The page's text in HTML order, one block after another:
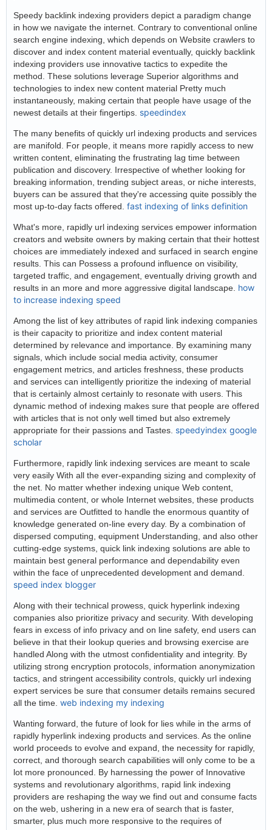
Speedy backlink indexing providers depict a paradigm change
in how we navigate the internet. Contrary to conventional online
search engine indexing, which depends on Website crawlers to
discover and index content material eventually, quickly backlink
indexing providers use innovative tactics to expedite the
method. These solutions leverage Superior algorithms and
technologies to index new content material Pretty much
instantaneously, making certain that people have usage of the
newest details at their fingertips. speedindex
The many benefits of quickly url indexing products and services
are manifold. For people, it means more rapidly access to new
written content, eliminating the frustrating lag time between
publication and discovery. Irrespective of whether looking for
breaking information, trending subject areas, or niche interests,
buyers can be assured that they're accessing quite possibly the
most up-to-day facts offered. fast indexing of links definition
What's more, rapidly url indexing services empower information
creators and website owners by making certain that their hottest
choices are immediately indexed and surfaced in search engine
results. This can Possess a profound influence on visibility,
targeted traffic, and engagement, eventually driving growth and
results in an more and more aggressive digital landscape. how
to increase indexing speed
Among the list of key attributes of rapid link indexing companies
is their capacity to prioritize and index content material
determined by relevance and importance. By examining many
signals, which include social media activity, consumer
engagement metrics, and articles freshness, these products
and services can intelligently prioritize the indexing of material
that is certainly almost certainly to resonate with users. This
dynamic method of indexing makes sure that people are offered
with articles that is not only well timed but also extremely
appropriate for their passions and Tastes. speedyindex google
scholar
Furthermore, rapidly link indexing services are meant to scale
very easily With all the ever-expanding sizing and complexity of
the net. No matter whether indexing unique Web content,
multimedia content, or whole Internet websites, these products
and services are Outfitted to handle the enormous quantity of
knowledge generated on-line every day. By a combination of
dispersed computing, equipment Understanding, and also other
cutting-edge systems, quick link indexing solutions are able to
maintain best general performance and dependability even
within the face of unprecedented development and demand.
speed index blogger
Along with their technical prowess, quick hyperlink indexing
companies also prioritize privacy and security. With developing
fears in excess of info privacy and on line safety, end users can
believe in that their lookup queries and browsing exercise are
handled Along with the utmost confidentiality and integrity. By
utilizing strong encryption protocols, information anonymization
tactics, and stringent accessibility controls, quickly url indexing
expert services be sure that consumer details remains secured
all the time. web indexing my indexing
Wanting forward, the future of look for lies while in the arms of
rapidly hyperlink indexing products and services. As the online
world proceeds to evolve and expand, the necessity for rapidly,
correct, and thorough search capabilities will only come to be a
lot more pronounced. By harnessing the power of Innovative
systems and revolutionary algorithms, rapid link indexing
providers are reshaping the way we find out and consume facts
on the web, ushering in a new era of search that is faster,
smarter, plus much more responsive to the requires of